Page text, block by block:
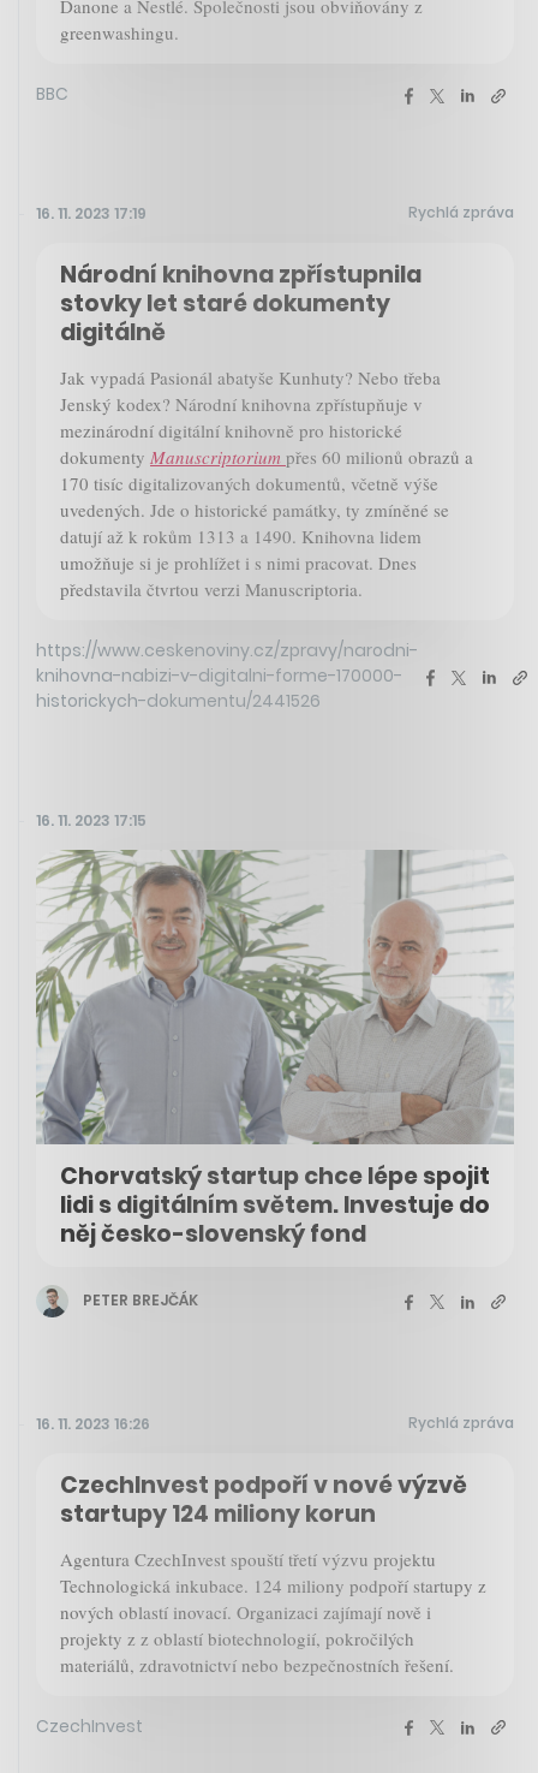
Danone a Nestlé. Společnosti jsou obviňovány z
greenwashingu.
BBC
16. 11. 2023 17:19 Rychlá zpráva
Národní knihovna zpřístupnila
stovky let staré dokumenty
digitálně
Jak vypadá Pasionál abatyše Kunhuty? Nebo třeba
Jenský kodex? Národní knihovna zpřístupňuje v
mezinárodní digitální knihovně pro historické
dokumenty Manuscriptorium přes 60 milionů obrazů a
170 tisíc digitalizovaných dokumentů, včetně výše
uvedených. Jde o historické památky, ty zmíněné se
datují až k rokům 1313 a 1490. Knihovna lidem
umožňuje si je prohlížet i s nimi pracovat. Dnes
představila čtvrtou verzi Manuscriptoria.
https://www.ceskenoviny.cz/zpravy/narodni-
knihovna-nabizi-v-digitalni-forme-170000-
historickych-dokumentu/2441526
16. 11. 2023 17:15
Chorvatský startup chce lépe spojit
lidi s digitálním světem. Investuje do
něj česko-slovenský fond
PETER BREJČÁK
16. 11. 2023 16:26 Rychlá zpráva
CzechInvest podpoří v nové výzvě
startupy 124 miliony korun
Agentura CzechInvest spouští třetí výzvu projektu
Technologická inkubace. 124 miliony podpoří startupy z
nových oblastí inovací. Organizaci zajímají nově i
projekty z z oblastí biotechnologií, pokročilých
materiálů, zdravotnictví nebo bezpečnostních řešení.
CzechInvest